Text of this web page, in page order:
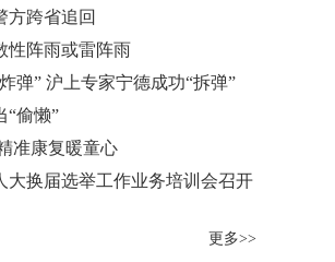
方跨省追回
性阵雨或雷阵雨
弹” 沪上专家宁德成功“拆弹”
“偷懒”
准康复暖童心
大换届选举工作业务培训会召开
更多>>